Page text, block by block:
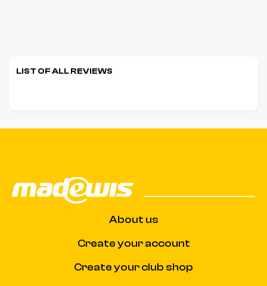
LIST OF ALL REVIEWS
About us
Create your account
Create your club shop